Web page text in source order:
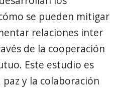
se pueden mitigar
relaciones inter
de la cooperación
Este estudio es
y la colaboración